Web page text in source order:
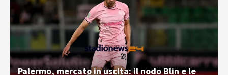
Palermo, mercato in uscita: il nodo Blin e le